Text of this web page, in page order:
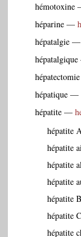
hémotoxine
héparine —
hépatalgie —
hépatalgique
hépatectomie
hépatique —
hépatite —
hépatite
hépatite
hépatite
hépatite
hépatite B
hépatite C
hépatite